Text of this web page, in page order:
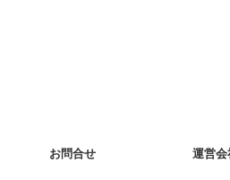
お問合せ 運営会